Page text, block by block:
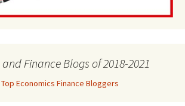
Finance Blogs of 2018-2021